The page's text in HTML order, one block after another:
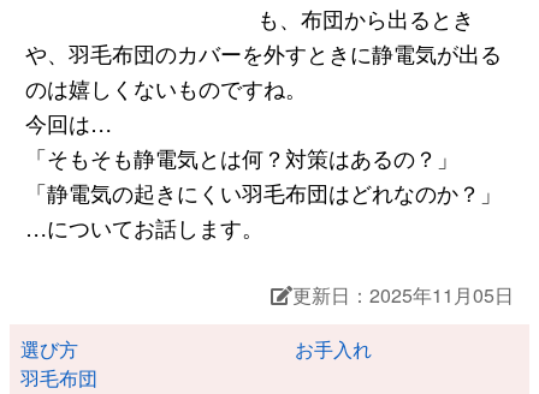
も、布団から出るとき
や、羽毛布団のカバーを外すときに静電気が出る
のは嬉しくないものですね。
今回は…
「そもそも静電気とは何？対策はあるの？」
「静電気の起きにくい羽毛布団はどれなのか？」
…についてお話します。
更新日：2025年11月05日
選び方
お手入れ
羽毛布団